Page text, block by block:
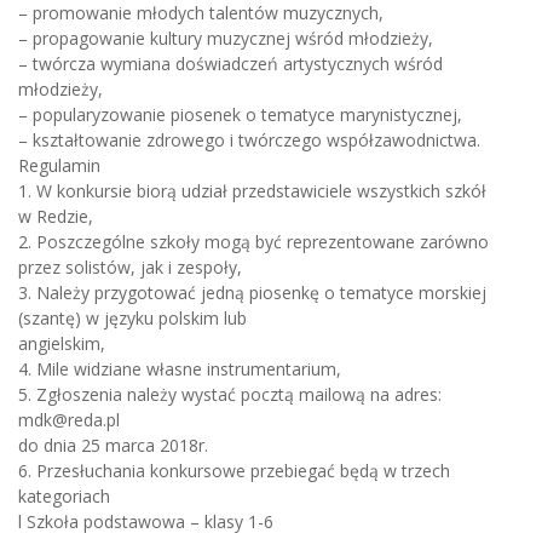
– promowanie młodych talentów muzycznych,
– propagowanie kultury muzycznej wśród młodzieży,
– twórcza wymiana doświadczeń artystycznych wśród
młodzieży,
– popularyzowanie piosenek o tematyce marynistycznej,
– kształtowanie zdrowego i twórczego współzawodnictwa.
Regulamin
1. W konkursie biorą udział przedstawiciele wszystkich szkół
w Redzie,
2. Poszczególne szkoły mogą być reprezentowane zarówno
przez solistów, jak i zespoły,
3. Należy przygotować jedną piosenkę o tematyce morskiej
(szantę) w języku polskim lub
angielskim,
4. Mile widziane własne instrumentarium,
5. Zgłoszenia należy wystać pocztą mailową na adres:
mdk@reda.pl
do dnia 25 marca 2018r.
6. Przesłuchania konkursowe przebiegać będą w trzech
kategoriach
l Szkoła podstawowa – klasy 1-6